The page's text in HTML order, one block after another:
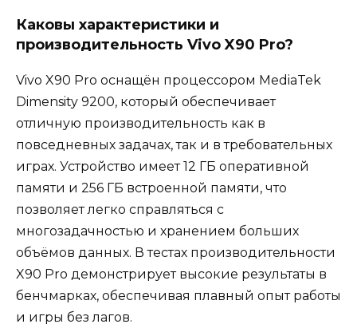
Каковы характеристики и
производительность Vivo X90 Pro?
Vivo X90 Pro оснащён процессором MediaTek
Dimensity 9200, который обеспечивает
отличную производительность как в
повседневных задачах, так и в требовательных
играх. Устройство имеет 12 ГБ оперативной
памяти и 256 ГБ встроенной памяти, что
позволяет легко справляться с
многозадачностью и хранением больших
объёмов данных. В тестах производительности
X90 Pro демонстрирует высокие результаты в
бенчмарках, обеспечивая плавный опыт работы
и игры без лагов.